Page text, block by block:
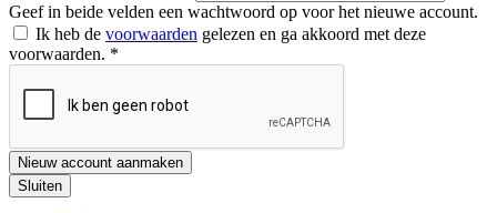
Geef in beide velden een wachtwoord op voor het nieuwe account.
Ik heb de voorwaarden gelezen en ga akkoord met deze
voorwaarden. *
Nieuw account aanmaken
Sluiten